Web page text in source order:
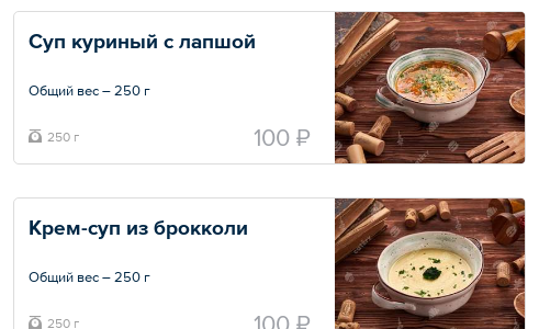
Суп куриный с лапшой
Общий вес – 250 г
250 г 100 ₽
Крем-суп из брокколи
Общий вес – 250 г
250 г